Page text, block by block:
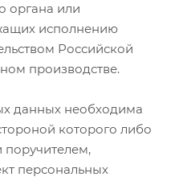
органа или
исполнению
Российской
производстве.
данных необходима
которого либо
поручителем,
персональных